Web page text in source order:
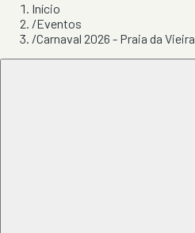
Início
/Eventos
/Carnaval 2026 - Praia da Vieira